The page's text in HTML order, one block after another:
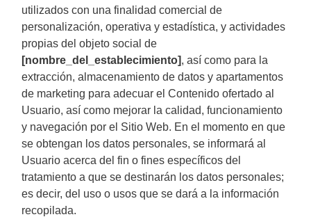
utilizados con una finalidad comercial de
personalización, operativa y estadística, y actividades
propias del objeto social de
[nombre_del_establecimiento], así como para la
extracción, almacenamiento de datos y apartamentos
de marketing para adecuar el Contenido ofertado al
Usuario, así como mejorar la calidad, funcionamiento
y navegación por el Sitio Web. En el momento en que
se obtengan los datos personales, se informará al
Usuario acerca del fin o fines específicos del
tratamiento a que se destinarán los datos personales;
es decir, del uso o usos que se dará a la información
recopilada.